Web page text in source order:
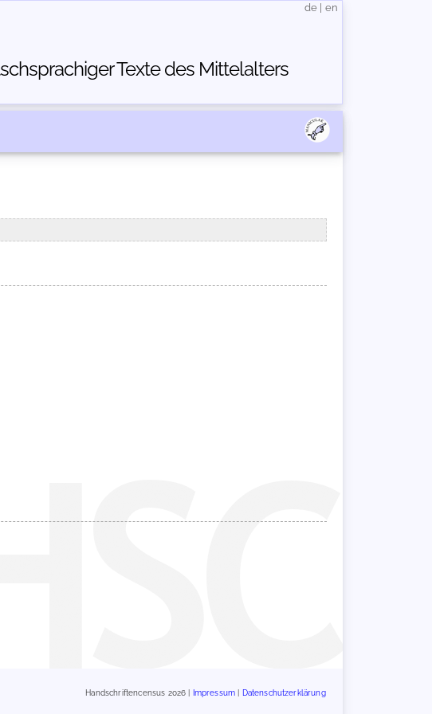
Texte des Mittelalters
de en
Handschriftencensus 2026 | Impressum Datenschutzerklärung